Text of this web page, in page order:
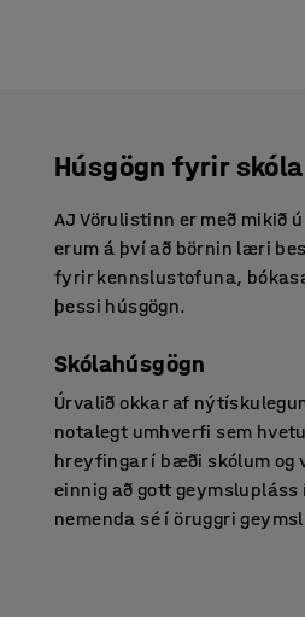
Húsgögn fyrir
AJ Vörulistinn er með mikið
erum á því að börnin læri
fyrir kennslustofuna,
þessi húsgögn.
Skólahúsgögn
Úrvalið okkar af
notalegt umhverfi sem
hreyfingar í bæði skólum og
einnig að gott
nemenda sé í öruggri